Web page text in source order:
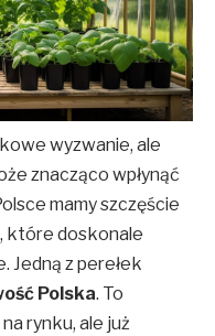
wyzwanie, ale
znacząco wpłynąć
mamy szczęście
, które doskonale
Jedną z perełek
Polska. To
rynku, ale już